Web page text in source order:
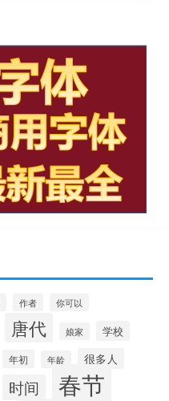
作者 你可以
唐代 娘家 学校
年初 年龄 很多人
时间 春节